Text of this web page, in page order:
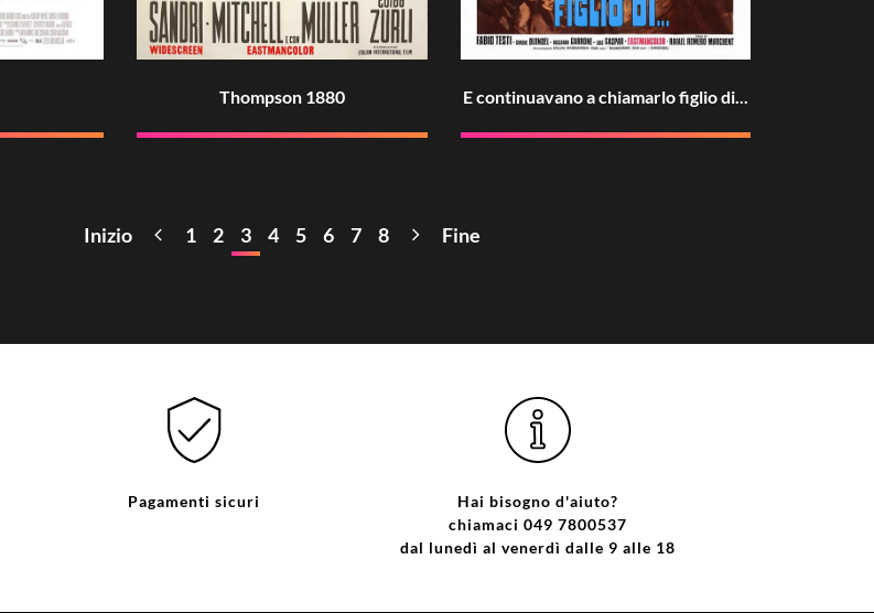
Thompson 1880 E continuavano a chiamarlo figlio di...
Inizio 1 2 3 4 5 6 7 8 Fine
Pagamenti sicuri
Hai bisogno d'aiuto?
chiamaci 049 7800537
dal lunedì al venerdì dalle 9 alle 18